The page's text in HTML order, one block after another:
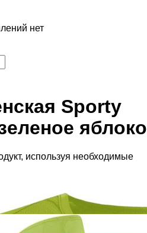
нет
Sporty
яблоко
используя необходимые